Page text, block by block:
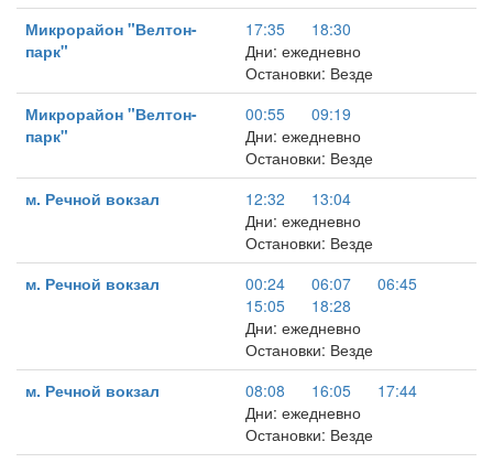
Микрорайон "Велтон-
парк"
17:35
18:30
Дни: ежедневно
Остановки: Везде
Микрорайон "Велтон-
парк"
00:55
09:19
Дни: ежедневно
Остановки: Везде
м. Речной вокзал
12:32
13:04
Дни: ежедневно
Остановки: Везде
м. Речной вокзал
00:24 06:07
06:45
15:05
18:28
Дни: ежедневно
Остановки: Везде
м. Речной вокзал
08:08 16:05
17:44
Дни: ежедневно
Остановки: Везде